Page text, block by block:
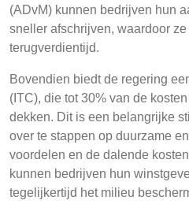
(ADvM) kunnen bedrijven hun
sneller afschrijven, waardoor
terugverdientijd.
Bovendien biedt de regering
(ITC), die tot 30% van de
dekken. Dit is een belangrijke
over te stappen op duurzame
voordelen en de dalende
kunnen bedrijven hun
tegelijkertijd het milieu